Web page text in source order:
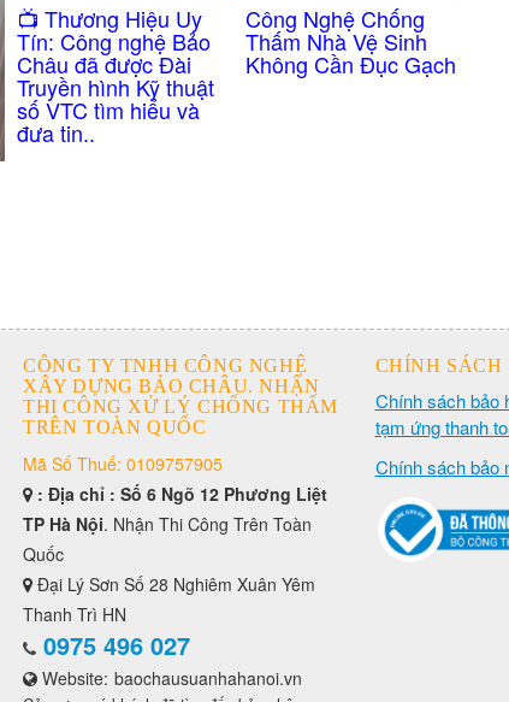
​📺 Thương Hiệu Uy
Tín: Công nghệ Bảo
Châu đã được Đài
Truyền hình Kỹ thuật
số VTC tìm hiểu và
đưa tin..
Công Nghệ Chống
Thấm Nhà Vệ Sinh
Không Cần Đục Gạch
CÔNG TY TNHH CÔNG NGHỆ
XÂY DỰNG BẢO CHÂU. NHẬN
THI CÔNG XỬ LÝ CHỐNG THẤM
TRÊN TOÀN QUỐC
Mã Số Thuế: 0109757905
: Địa chỉ : Số 6 Ngõ 12 Phương Liệt
TP Hà Nội. Nhận Thi Công Trên Toàn
Quốc
Đại Lý Sơn Số 28 Nghiêm Xuân Yêm
Thanh Trì HN
0975 496 027
Website: baochausuanhahanoi.vn
CHÍNH SÁCH
Chính sách bảo
tạm ứng thanh
Chính sách bảo